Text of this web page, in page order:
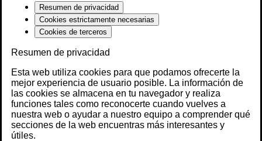
Resumen de privacidad
Cookies estrictamente necesarias
Cookies de terceros
Resumen de privacidad
Esta web utiliza cookies para que podamos ofrecerte la
mejor experiencia de usuario posible. La información de
las cookies se almacena en tu navegador y realiza
funciones tales como reconocerte cuando vuelves a
nuestra web o ayudar a nuestro equipo a comprender qué
secciones de la web encuentras más interesantes y
útiles.